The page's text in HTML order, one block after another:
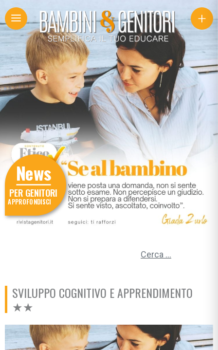
+
News
PER GENITORI
APPROFONDISCI
SVILUPPO COGNITIVO E APPRENDIMENTO
★★